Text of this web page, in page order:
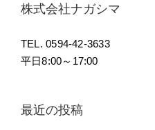
株式会社ナガシマ
TEL. 0594-42-3633
平日8:00～17:00
最近の投稿